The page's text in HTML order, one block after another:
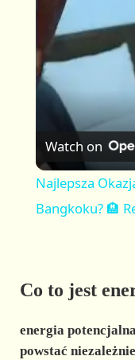
Watch on
Najlepsza
Bangkoku? 🏨
Co to jest
energia
powstać